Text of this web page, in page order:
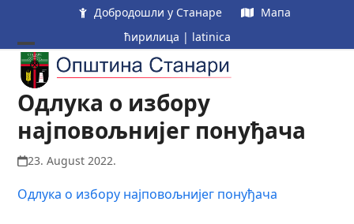
content
Добродошли у Станаре
Мапа
ћирилица | latinica
Open
mobile
menu
Close
mobile
menu
Одлука о избору
најповољнијег понуђача
23. August 2022.
Одлука о избору најповољнијег понуђача